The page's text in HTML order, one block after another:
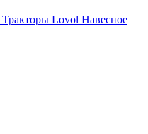
Тракторы Lovol Навесное